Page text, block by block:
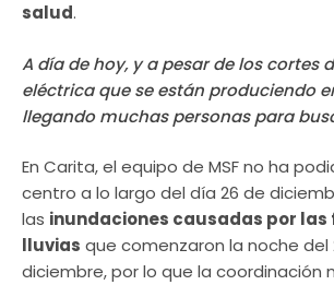
salud.
A día de hoy, y a pesar de los cortes
eléctrica que se están produciendo
llegando muchas personas para
En Carita, el equipo de MSF no ha
centro a lo largo del día 26 de
las inundaciones causadas por las
lluvias que comenzaron la noche del
diciembre, por lo que la coordinación